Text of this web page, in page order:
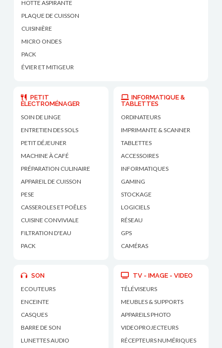
HOTTE ASPIRANTE
PLAQUE DE CUISSON
CUISINIÈRE
MICRO ONDES
PACK
ÉVIER ET MITIGEUR
PETIT
ÉLECTROMÉNAGER
SOIN DE LINGE
ENTRETIEN DES SOLS
PETIT DÉJEUNER
MACHINE À CAFÉ
PRÉPARATION CULINAIRE
APPAREIL DE CUISSON
PESE
CASSEROLES ET POÊLES
CUISINE CONVIVIALE
FILTRATION D'EAU
PACK
INFORMATIQUE &
TABLETTES
ORDINATEURS
IMPRIMANTE & SCANNER
TABLETTES
ACCESSOIRES
INFORMATIQUES
GAMING
STOCKAGE
LOGICIELS
RÉSEAU
GPS
CAMÉRAS
SON
ECOUTEURS
ENCEINTE
CASQUES
BARRE DE SON
LUNETTES AUDIO
TV - IMAGE - VIDEO
TÉLÉVISEURS
MEUBLES & SUPPORTS
APPAREILS PHOTO
VIDEOPROJECTEURS
RÉCEPTEURS NUMÉRIQUES